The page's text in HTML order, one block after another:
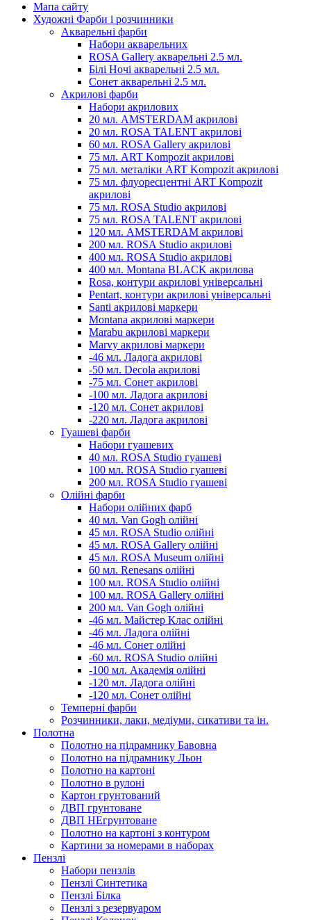
Мапа сайту
Художні Фарби і розчинники
Акварельні фарби
Набори акварельних
ROSA Gallery акварельні 2.5 мл.
Білі Ночі акварельні 2.5 мл.
Сонет акварельні 2.5 мл.
Акрилові фарби
Набори акрилових
20 мл. AMSTERDAM акрилові
20 мл. ROSA TALENT акрилові
60 мл. ROSA Gallery акрилові
75 мл. ART Kompozit акрилові
75 мл. металіки ART Kompozit акрилові
75 мл. флуоресцентні ART Kompozit
акрилові
75 мл. ROSA Studio акрилові
75 мл. ROSA TALENT акрилові
120 мл. AMSTERDAM акрилові
200 мл. ROSA Studio акрилові
400 мл. ROSA Studio акрилові
400 мл. Montana BLACK акрилова
Rosa, контури акрилові універсальні
Pentart, контури акрилові універсальні
Santi акрилові маркери
Montana акрилові маркери
Marabu акрилові маркери
Marvy акрилові маркери
-46 мл. Ладога акрилові
-50 мл. Decola акрилові
-75 мл. Сонет акрилові
-100 мл. Ладога акрилові
-120 мл. Сонет акрилові
-220 мл. Ладога акрилові
Гуашеві фарби
Набори гуашевих
40 мл. ROSA Studio гуашеві
100 мл. ROSA Studio гуашеві
200 мл. ROSA Studio гуашеві
Олійні фарби
Набори олійних фарб
40 мл. Van Gogh олійні
45 мл. ROSA Studio олійні
45 мл. ROSA Gallery олійні
45 мл. ROSA Museum олійні
60 мл. Renesans олійні
100 мл. ROSA Studio олійні
100 мл. ROSA Gallery олійні
200 мл. Van Gogh олійні
-46 мл. Майстер Клас олійні
-46 мл. Ладога олійні
-46 мл. Сонет олійні
-60 мл. ROSA Studio олійні
-100 мл. Академія олійні
-120 мл. Ладога олійні
-120 мл. Сонет олійні
Темперні фарби
Розчинники, лаки, медіуми, сикативи та ін.
Полотна
Полотно на підрамнику Бавовна
Полотно на підрамнику Льон
Полотно на картоні
Полотно в рулоні
Картон грунтований
ДВП грунтоване
ДВП НЕгрунтоване
Полотно на картоні з контуром
Картини за номерами в наборах
Пензлі
Набори пензлів
Пензлі Синтетика
Пензлі Білка
Пензлі з резервуаром